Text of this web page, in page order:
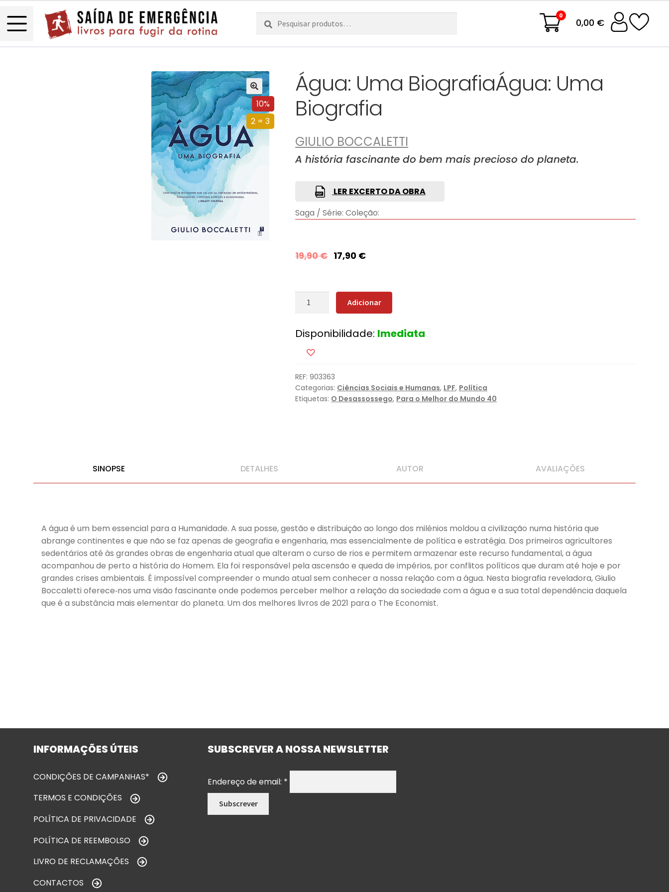
Pesquisar
por:
Pesquisa 0
0,00 €
10%
2 = 3
Água: Uma BiografiaÁgua: Uma
Biografia
GIULIO BOCCALETTI
A história fascinante do bem mais precioso do planeta.
LER EXCERTO DA OBRA
Saga / Série: Coleção:
19,90€ 17,90 €
Quantidade
Uma
BiografiaÁgua:
Uma
Biografia
Adicionar
Disponibilidade: Imediata
REF:903363
Categorias: Ciências Sociais e Humanas, LPF, Política
Etiquetas: O Desassossego, Para o Melhor do Mundo 40
SINOPSE DETALHES AUTOR AVALIAÇÕES
A água é um bem essencial para a Humanidade. A sua posse, gestão e distribuição ao longo dos milénios moldou a civilização numa história que
abrange continentes e que não se faz apenas de geografia e engenharia, mas essencialmente de política e estratégia. Dos primeiros agricultores
sedentários até às grandes obras de engenharia atual que alteram o curso de rios e permitem armazenar este recurso fundamental, a água
acompanhou de perto a história do Homem. Ela foi responsável pela ascensão e queda de impérios, por conflitos políticos que duram até hoje e por
grandes crises ambientais. É impossível compreender o mundo atual sem conhecer a nossa relação com a água. Nesta biografia reveladora, Giulio
Boccaletti oferece‑nos uma visão fascinante onde podemos perceber melhor a relação da sociedade com a água e a sua total dependência daquela
que é a substância mais elementar do planeta. Um dos melhores livros de 2021 para o The Economist.
INFORMAÇÕES ÚTEIS
CONDIÇÕES DE CAMPANHAS*
TERMOS E CONDIÇÕES
POLÍTICA DE PRIVACIDADE
POLÍTICA DE REEMBOLSO
LIVRO DE RECLAMAÇÕES
CONTACTOS
SUBSCREVER A NOSSA NEWSLETTER
Endereço de email: *